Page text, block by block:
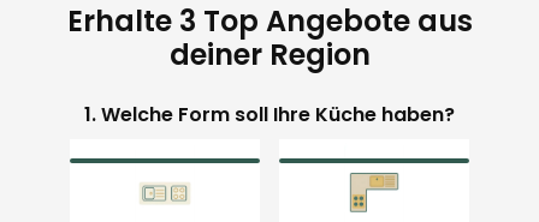
Erhalte 3 Top Angebote aus
deiner Region
1. Welche Form soll Ihre Küche haben?